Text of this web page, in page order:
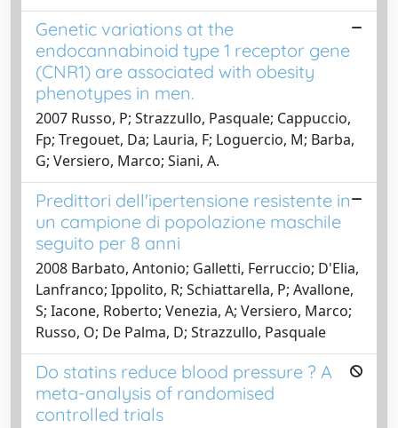
Genetic variations at the
endocannabinoid type 1 receptor gene
(CNR1) are associated with obesity
phenotypes in men.
2007 Russo, P; Strazzullo, Pasquale; Cappuccio,
Fp; Tregouet, Da; Lauria, F; Loguercio, M; Barba,
G; Versiero, Marco; Siani, A.
Predittori dell'ipertensione resistente in
un campione di popolazione maschile
seguito per 8 anni
2008 Barbato, Antonio; Galletti, Ferruccio; D'Elia,
Lanfranco; Ippolito, R; Schiattarella, P; Avallone,
S; Iacone, Roberto; Venezia, A; Versiero, Marco;
Russo, O; De Palma, D; Strazzullo, Pasquale
Do statins reduce blood pressure ? A
meta-analysis of randomised
controlled trials